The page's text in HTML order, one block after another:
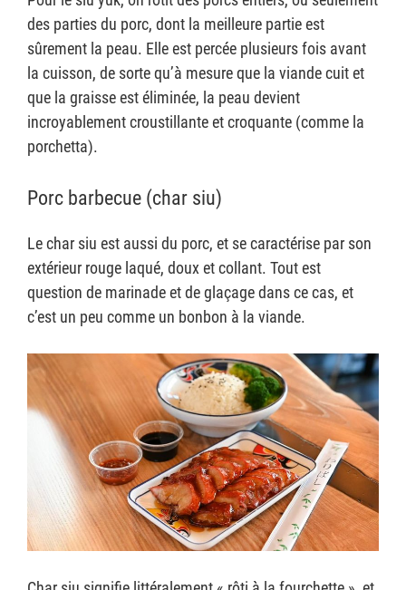
des parties du porc, dont la meilleure partie est
sûrement la peau. Elle est percée plusieurs fois avant
la cuisson, de sorte qu’à mesure que la viande cuit et
que la graisse est éliminée, la peau devient
incroyablement croustillante et croquante (comme la
porchetta).
Porc barbecue (char siu)
Le char siu est aussi du porc, et se caractérise par son
extérieur rouge laqué, doux et collant. Tout est
question de marinade et de glaçage dans ce cas, et
c’est un peu comme un bonbon à la viande.